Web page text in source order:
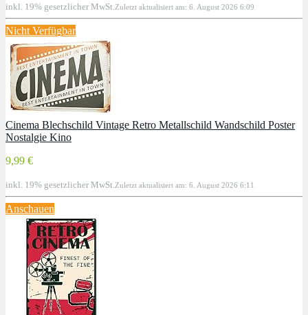
inkl. 19% gesetzlicher MwSt. Zuletzt aktualisiert am: 6. August 2026 6:09
Nicht Verfügbar
Cinema Blechschild Vintage Retro Metallschild Wandschild Poster
Nostalgie Kino
9,99 €
inkl. 19% gesetzlicher MwSt. Zuletzt aktualisiert am: 6. August 2026 6:11
Anschauen